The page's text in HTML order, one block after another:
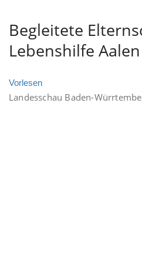
Begleitete
Lebenshilfe
Vorlesen
Landesschau Baden-